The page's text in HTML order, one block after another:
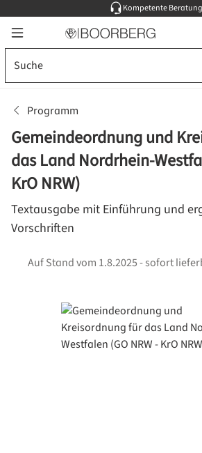
Zum Hauptinhalt springen
Kompetente Beratung
Programm
Gemeindeordnung und
das Land Nordrhein-
KrO NRW)
Textausgabe mit Einführung und
Vorschriften
Auf Stand vom 1.8.2025 - sofort
Bildergalerie überspringen